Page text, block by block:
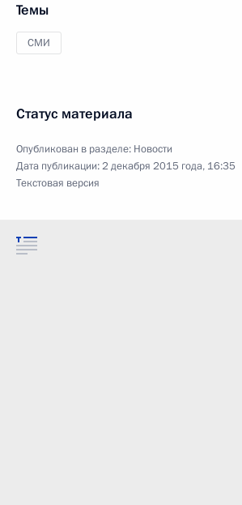
Темы
СМИ
Статус материала
Опубликован в разделе: Новости
Дата публикации:2 декабря 2015 года, 16:35
Текстовая версия